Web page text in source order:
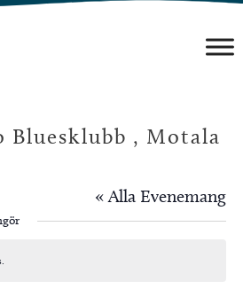
Bluesklubb , Motala
« Alla Evenemang